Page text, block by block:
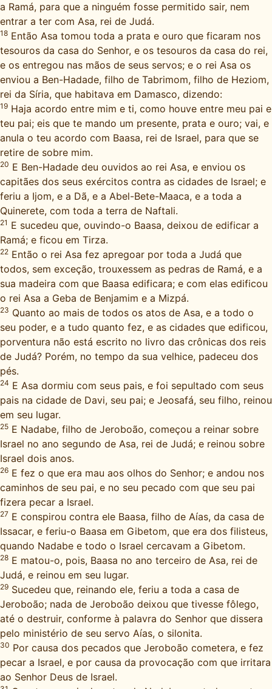
a Ramá, para que a ninguém fosse permitido sair, nem
entrar a ter com Asa, rei de Judá.
18 Então Asa tomou toda a prata e ouro que ficaram nos
tesouros da casa do Senhor, e os tesouros da casa do rei,
e os entregou nas mãos de seus servos; e o rei Asa os
enviou a Ben-Hadade, filho de Tabrimom, filho de Heziom,
rei da Síria, que habitava em Damasco, dizendo:
19 Haja acordo entre mim e ti, como houve entre meu pai e
teu pai; eis que te mando um presente, prata e ouro; vai, e
anula o teu acordo com Baasa, rei de Israel, para que se
retire de sobre mim.
20 E Ben-Hadade deu ouvidos ao rei Asa, e enviou os
capitães dos seus exércitos contra as cidades de Israel; e
feriu a Ijom, e a Dã, e a Abel-Bete-Maaca, e a toda a
Quinerete, com toda a terra de Naftali.
21 E sucedeu que, ouvindo-o Baasa, deixou de edificar a
Ramá; e ficou em Tirza.
22 Então o rei Asa fez apregoar por toda a Judá que
todos, sem exceção, trouxessem as pedras de Ramá, e a
sua madeira com que Baasa edificara; e com elas edificou
o rei Asa a Geba de Benjamim e a Mizpá.
23 Quanto ao mais de todos os atos de Asa, e a todo o
seu poder, e a tudo quanto fez, e as cidades que edificou,
porventura não está escrito no livro das crônicas dos reis
de Judá? Porém, no tempo da sua velhice, padeceu dos
pés.
24 E Asa dormiu com seus pais, e foi sepultado com seus
pais na cidade de Davi, seu pai; e Jeosafá, seu filho, reinou
em seu lugar.
25 E Nadabe, filho de Jeroboão, começou a reinar sobre
Israel no ano segundo de Asa, rei de Judá; e reinou sobre
Israel dois anos.
26 E fez o que era mau aos olhos do Senhor; e andou nos
caminhos de seu pai, e no seu pecado com que seu pai
fizera pecar a Israel.
27 E conspirou contra ele Baasa, filho de Aías, da casa de
Issacar, e feriu-o Baasa em Gibetom, que era dos filisteus,
quando Nadabe e todo o Israel cercavam a Gibetom.
28 E matou-o, pois, Baasa no ano terceiro de Asa, rei de
Judá, e reinou em seu lugar.
29 Sucedeu que, reinando ele, feriu a toda a casa de
Jeroboão; nada de Jeroboão deixou que tivesse fôlego,
até o destruir, conforme à palavra do Senhor que dissera
pelo ministério de seu servo Aías, o silonita.
30 Por causa dos pecados que Jeroboão cometera, e fez
pecar a Israel, e por causa da provocação com que irritara
ao Senhor Deus de Israel.